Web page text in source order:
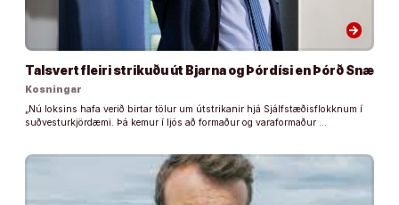
arrow_forward
Talsvert fleiri strikuðu út Bjarna og Þórdísi en Þórð Snæ
Kosningar
„Nú loksins hafa verið birtar tölur um útstrikanir hjá Sjálfstæðisflokknum í
suðvesturkjördæmi. Þá kemur í ljós að formaður og varaformaður …